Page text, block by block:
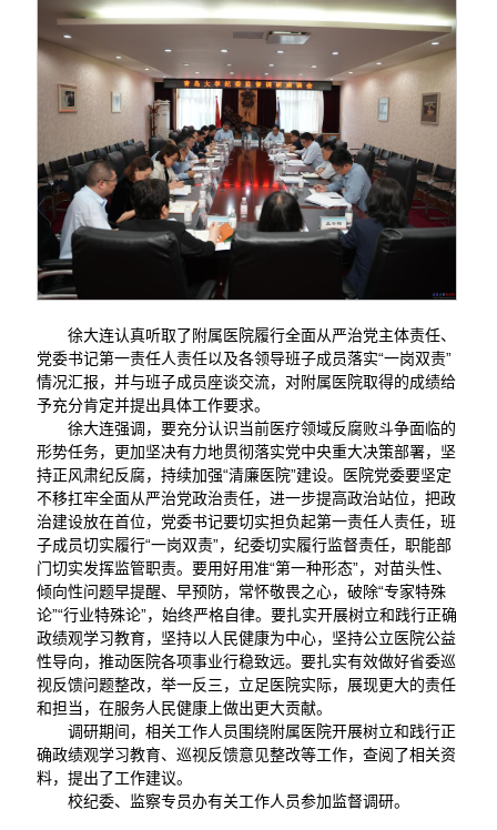
徐大连认真听取了附属医院履行全面从严治党主体责任、
党委书记第一责任人责任以及各领导班子成员落实“一岗双责”
情况汇报，并与班子成员座谈交流，对附属医院取得的成绩给
予充分肯定并提出具体工作要求。
徐大连强调，要充分认识当前医疗领域反腐败斗争面临的
形势任务，更加坚决有力地贯彻落实党中央重大决策部署，坚
持正风肃纪反腐，持续加强“清廉医院”建设。医院党委要坚定
不移扛牢全面从严治党政治责任，进一步提高政治站位，把政
治建设放在首位，党委书记要切实担负起第一责任人责任，班
子成员切实履行“一岗双责”，纪委切实履行监督责任，职能部
门切实发挥监管职责。要用好用准“第一种形态”，对苗头性、
倾向性问题早提醒、早预防，常怀敬畏之心，破除“专家特殊
论”“行业特殊论”，始终严格自律。要扎实开展树立和践行正确
政绩观学习教育，坚持以人民健康为中心，坚持公立医院公益
性导向，推动医院各项事业行稳致远。要扎实有效做好省委巡
视反馈问题整改，举一反三，立足医院实际，展现更大的责任
和担当，在服务人民健康上做出更大贡献。
调研期间，相关工作人员围绕附属医院开展树立和践行正
确政绩观学习教育、巡视反馈意见整改等工作，查阅了相关资
料，提出了工作建议。
校纪委、监察专员办有关工作人员参加监督调研。